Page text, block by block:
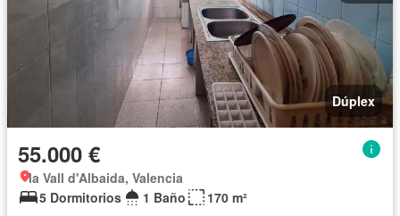
Dúplex
55.000 €
la Vall d'Albaida, Valencia
5 Dormitorios
1 Baño 170 m²